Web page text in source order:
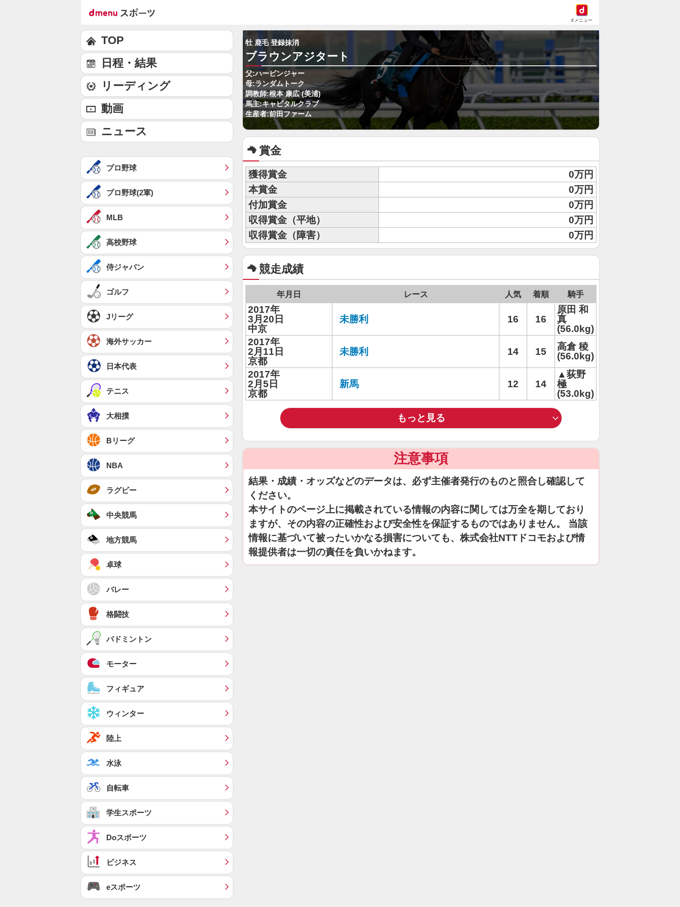
dメニュー
牡 鹿毛 登録抹消
ブラウンアジタート
父:ハービンジャー
母:ランダムトーク
調教師:根本 康広 (美浦)
馬主:キャピタルクラブ
生産者:前田ファーム
賞金
獲得賞金
0万円
本賞金
0万円
付加賞金
0万円
収得賞金（平地）
0万円
収得賞金（障害）
0万円
競走成績
年月日 レース 人気 着順 騎手
2017年
3月20日
中京
未勝利 16 16
原田 和
真
(56.0kg)
2017年
2月11日
京都
未勝利 14 15
高倉 稜
(56.0kg)
2017年
2月5日
京都
新馬 12 14
▲荻野
極
(53.0kg)
もっと見る
注意事項
結果・成績・オッズなどのデータは、必ず主催者発行のものと照合し確認して
ください。
本サイトのページ上に掲載されている情報の内容に関しては万全を期しており
ますが、その内容の正確性および安全性を保証するものではありません。 当該
情報に基づいて被ったいかなる損害についても、株式会社NTTドコモおよび情
報提供者は一切の責任を負いかねます。
TOP
日程・結果
リーディング
動画
ニュース
プロ野球
プロ野球(2軍)
MLB
高校野球
侍ジャパン
ゴルフ
Jリーグ
海外サッカー
日本代表
テニス
大相撲
Bリーグ
NBA
ラグビー
中央競馬
地方競馬
卓球
バレー
格闘技
バドミントン
モーター
フィギュア
ウィンター
陸上
水泳
自転車
学生スポーツ
Doスポーツ
ビジネス
eスポーツ